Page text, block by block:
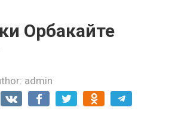
Орбакайте
admin